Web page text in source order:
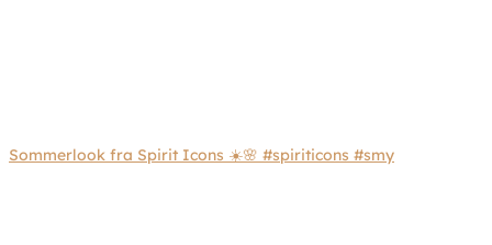
Sommerlook fra Spirit Icons ☀️🌸 #spiriticons #smy